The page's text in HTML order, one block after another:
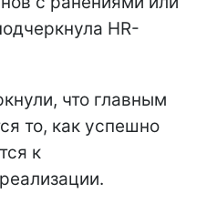
HR-
что главным
то, как успешно
к